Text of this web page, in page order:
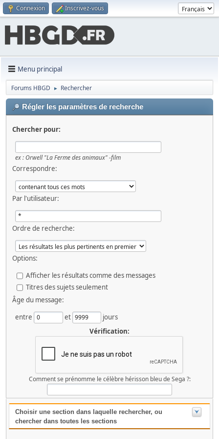
Connexion Inscrivez-vous
Menu principal
Forums HBGD ► Rechercher
Régler les paramètres de recherche
Chercher pour:
ex : Orwell "La Ferme des animaux" -film
Correspondre:
Par l'utilisateur:
Ordre de recherche:
Options:
Afficher les résultats comme des messages
Titres des sujets seulement
Âge du message:
entre
et
jours
Vérification:
Comment se prénomme le célèbre hérisson bleu de Sega ?:
Choisir une section dans laquelle rechercher, ou
chercher dans toutes les sections